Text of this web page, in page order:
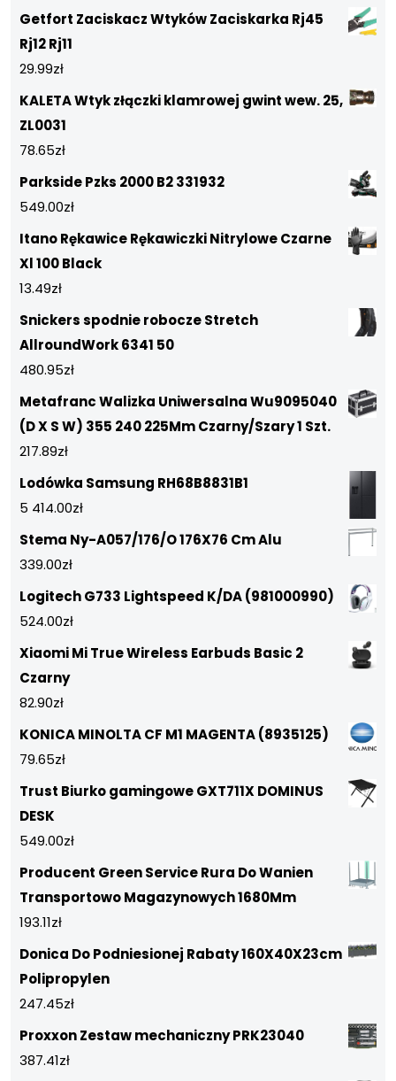
Getfort Zaciskacz Wtyków Zaciskarka Rj45
Rj12 Rj11
29.99zł
KALETA Wtyk złączki klamrowej gwint wew. 25,
ZL0031
78.65zł
Parkside Pzks 2000 B2 331932
549.00zł
Itano Rękawice Rękawiczki Nitrylowe Czarne
Xl 100 Black
13.49zł
Snickers spodnie robocze Stretch
AllroundWork 6341 50
480.95zł
Metafranc Walizka Uniwersalna Wu9095040
(D X S W) 355 240 225Mm Czarny/Szary 1 Szt.
217.89zł
Lodówka Samsung RH68B8831B1
5 414.00zł
Stema Ny-A057/176/O 176X76 Cm Alu
339.00zł
Logitech G733 Lightspeed K/DA (981000990)
524.00zł
Xiaomi Mi True Wireless Earbuds Basic 2
Czarny
82.90zł
KONICA MINOLTA CF M1 MAGENTA (8935125)
79.65zł
Trust Biurko gamingowe GXT711X DOMINUS
DESK
549.00zł
Producent Green Service Rura Do Wanien
Transportowo Magazynowych 1680Mm
193.11zł
Donica Do Podniesionej Rabaty 160X40X23cm
Polipropylen
247.45zł
Proxxon Zestaw mechaniczny PRK23040
387.41zł